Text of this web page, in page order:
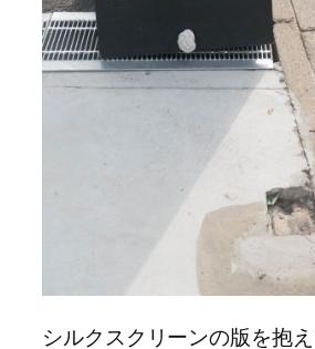
シルクスクリーンの版を抱